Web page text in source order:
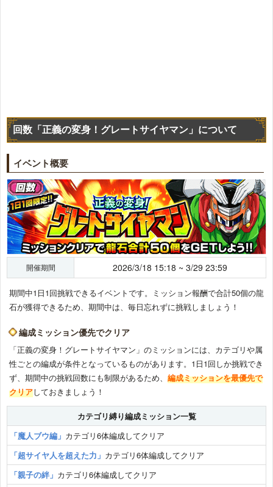
回数「正義の変身！グレートサイヤマン」について
イベント概要
開催期間 2026/3/18 15:18 ~ 3/29 23:59
期間中1日1回挑戦できるイベントです。ミッション報酬で合計50個の龍
石が獲得できるため、期間中は、毎日忘れずに挑戦しましょう！
編成ミッション優先でクリア
「正義の変身！グレートサイヤマン」のミッションには、カテゴリや属
性ごとの編成が条件となっているものがあります。1日1回しか挑戦でき
ず、期間中の挑戦回数にも制限があるため、 編成ミッションを最優先で
クリアしておきましょう！
カテゴリ縛り編成ミッション一覧
「魔人ブウ編」 カテゴリ6体編成してクリア
「超サイヤ人を超えた力」 カテゴリ6体編成してクリア
「親子の絆」 カテゴリ6体編成してクリア